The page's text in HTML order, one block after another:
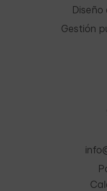
Gestión